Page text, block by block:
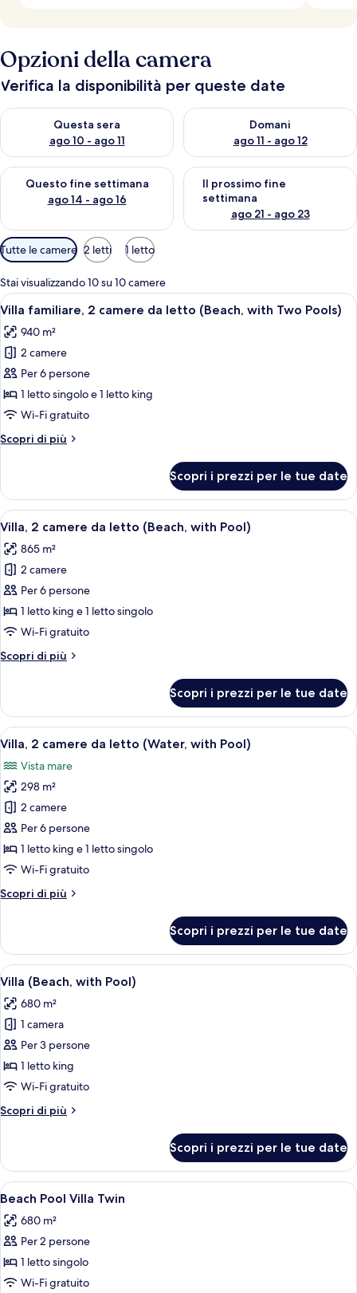
Opzioni della camera
Verifica la disponibilità per queste date
Questa sera
ago 10 - ago 11
Verifica la disponibilità per questa sera, ago 10 - ago 11
Domani
ago 11 - ago 12
Verifica la disponibilità per
Questo fine settimana
ago 14 - ago 16
Verifica la disponibilità per questo fine settimana, ago 14 -
Il prossimo fine
settimana
ago 21 - ago 23
Verifica la disponibilità per il
Filtri
disponibili
per
le
camere
Tutte le camere 2 letti 1 letto
Stai visualizzando 10 su 10 camere
Apri
tutte
le
foto
per
Villa
familiare,
camere
(Beach,
with
Two
Pools)
Un'area piscina con piscina
5
Villa familiare, 2 camere da letto (Beach, with Two Pools)
940 m²
2 camere
Per 6 persone
1 letto singolo e 1 letto king
Wi-Fi gratuito
Scopri di più
Altri
familiare,
camere
letto
(Beach,
Two
Pools)
Scopri i prezzi per le tue date
Apri
tutte
le
foto
per
Villa,
2
da
with
Pool)
7
Villa, 2 camere da letto (Beach, with Pool)
865 m²
2 camere
Per 6 persone
1 letto king e 1 letto singolo
Wi-Fi gratuito
Scopri di più
Altri
2
camere
da
(Beach,
with
Pool)
Scopri i prezzi per le tue date
Apri
tutte
le
foto
per
Villa,
2
camere
letto
Pool)
Una piscina a sfioro con vista
5
Villa, 2 camere da letto (Water, with Pool)
Vista mare
298 m²
2 camere
Per 6 persone
1 letto king e 1 letto singolo
Wi-Fi gratuito
Scopri di più
Altri
2
camere
da
(Water,
with
Scopri i prezzi per le tue date
Apri
tutte
le
foto
per
Villa
(Beach,
Pool)
8
Villa (Beach, with Pool)
680 m²
1 camera
Per 3 persone
1 letto king
Wi-Fi gratuito
Scopri di più
Altri
(Beach,
with
Pool)
Scopri i prezzi per le tue date
Apri
tutte
le
foto
per
Beach
6
Beach Pool Villa Twin
680 m²
Per 2 persone
1 letto singolo
Wi-Fi gratuito